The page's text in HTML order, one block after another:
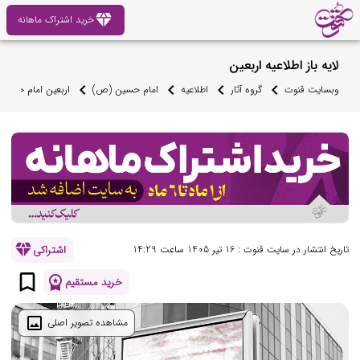
diamondخرید اشتراک ماهانه
لایه باز اطلاعیه اربعین
وبسایت قنوت گروه آثار اطلاعیه امام حسین (ص) اربعین امام
تاریخ انتشار در سایت قنوت : 16 تیر 1405 ساعت 14:29 اشتراکیdiamond
خرید مستقیم workspace_premium
bookmark_border
مشاهده تصویر اصلی image